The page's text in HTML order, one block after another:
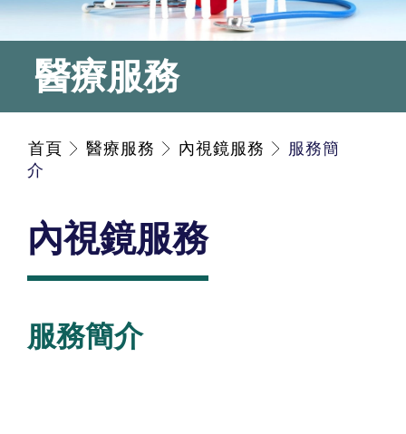
醫療服務
首頁 醫療服務 內視鏡服務
服務簡
介
內視鏡服務
服務簡介